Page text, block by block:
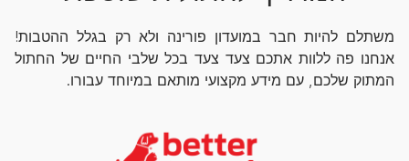
משתלם להיות חבר במועדון פורינה ולא רק בגלל ההטבות!
אנחנו פה ללוות אתכם צעד צעד בכל שלבי החיים של החתול
המתוק שלכם, עם מידע מקצועי מותאם במיוחד עבורו.